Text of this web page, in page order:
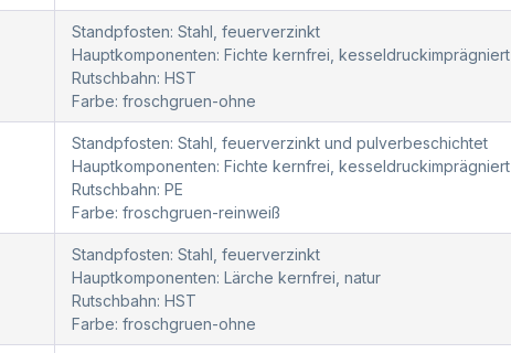
Standpfosten: Stahl, feuerverzinkt
Hauptkomponenten: Fichte kernfrei, kesseldruckimprägniert
Rutschbahn: HST
Farbe: froschgruen-ohne
Standpfosten: Stahl, feuerverzinkt und pulverbeschichtet
Hauptkomponenten: Fichte kernfrei, kesseldruckimprägniert
Rutschbahn: PE
Farbe: froschgruen-reinweiß
Standpfosten: Stahl, feuerverzinkt
Hauptkomponenten: Lärche kernfrei, natur
Rutschbahn: HST
Farbe: froschgruen-ohne